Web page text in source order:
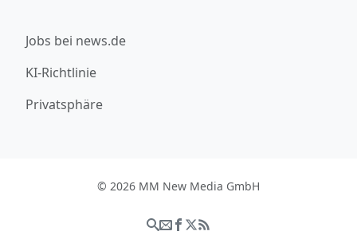
Jobs bei news.de
KI-Richtlinie
Privatsphäre
© 2026 MM New Media GmbH